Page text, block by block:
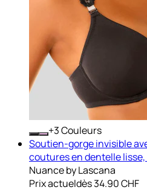
+ Couleurs
Soutien-gorge invisible
coutures en dentelle
Nuance by Lascana
Prix actueldès34.90 CHF